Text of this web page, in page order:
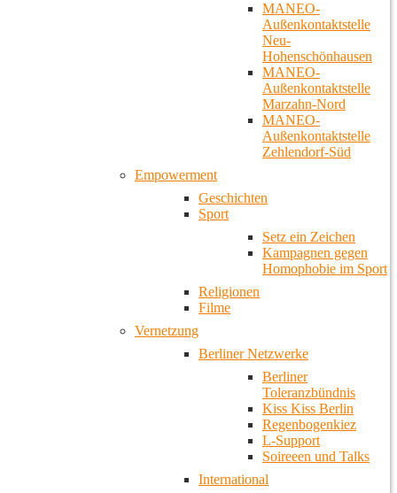
MANEO-
Außenkontaktstelle
Neu-
Hohenschönhausen
MANEO-
Außenkontaktstelle
Marzahn-Nord
MANEO-
Außenkontaktstelle
Zehlendorf-Süd
Empowerment
Geschichten
Sport
Setz ein Zeichen
Kampagnen gegen
Homophobie im Sport
Religionen
Filme
Vernetzung
Berliner Netzwerke
Berliner
Toleranzbündnis
Kiss Kiss Berlin
Regenbogenkiez
L-Support
Soireeen und Talks
International